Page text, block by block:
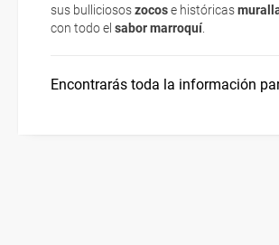
sus bulliciososzocose históricas
con todo el sabor marroquí
Encontrarás toda la información
¿Dónde Alojarse?
En caso de tener que enviarte la
te enviaremos la documentación de tu
Esta documentación te será requerida en